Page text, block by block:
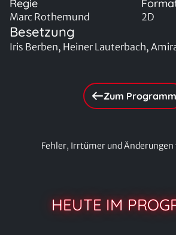
Regie
Marc Rothemund 2D
Besetzung
Iris Berben, Heiner Lauterbach,
Zum Programm
Fehler, Irrtümer und
HEUTE IM